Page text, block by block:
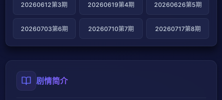
20260612第3期 20260619第4期 20260626第5期
20260703第6期 20260710第7期 20260717第8期
剧情简介